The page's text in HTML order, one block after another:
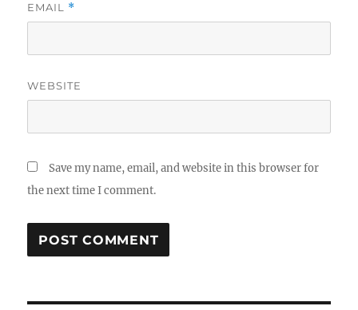
EMAIL *
WEBSITE
Save my name, email, and website in this browser for
the next time I comment.